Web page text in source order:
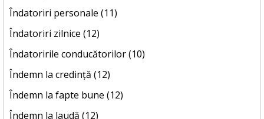
Îndatoriri personale (11)
Îndatoriri zilnice (12)
Îndatoririle conducătorilor (10)
Îndemn la credință (12)
Îndemn la fapte bune (12)
Îndemn la laudă (12)